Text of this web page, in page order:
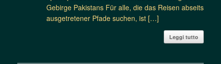
Gebirge Pakistans Für alle, die das Reisen abseits
ausgetretener Pfade suchen, ist […]
Leggi tutto